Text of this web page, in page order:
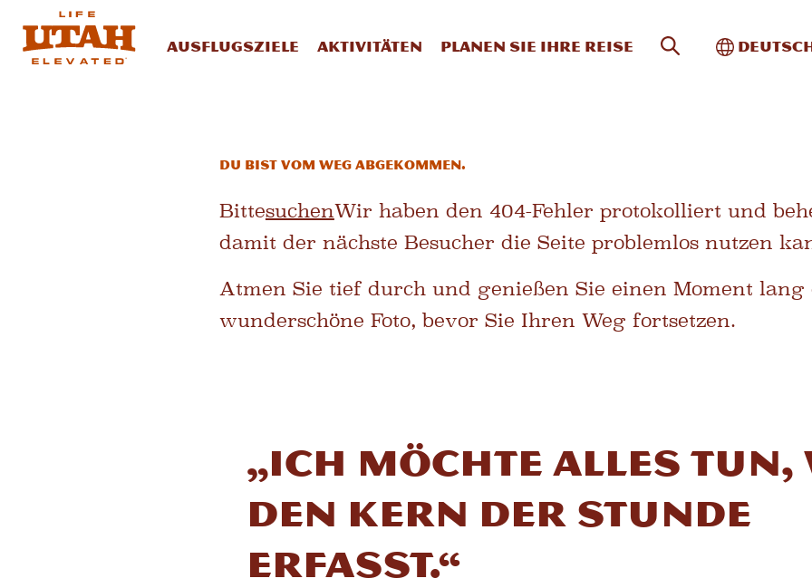
Ausflugsziele Aktivitäten Planen Sie Ihre Reise Website-Suche
Toggle
Du bist vom Weg abgekommen.
BittesuchenWir haben den 404-Fehler protokolliert und
damit der nächste Besucher die Seite problemlos nutzen
Atmen Sie tief durch und genießen Sie einen Moment lang
wunderschöne Foto, bevor Sie Ihren Weg fortsetzen.
„Ich möchte alles tun,
den Kern der Stunde
erfasst.“